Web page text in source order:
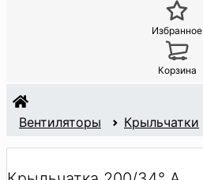
Избранное
Корзина
Вентиляторы Крыльчатки